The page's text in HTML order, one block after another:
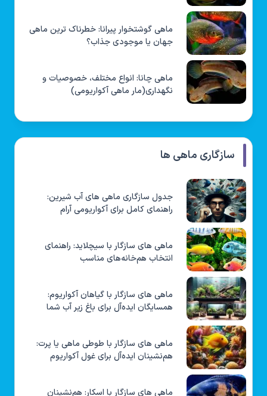
ماهی گوشتخوار پیرانا: خطرناک ترین ماهی
جهان یا موجودی جذاب؟
ماهی چانا: انواع مختلف، خصوصیات و
نگهداری(مار ماهی آکواریومی)
سازگاری ماهی ها
جدول سازگاری ماهی های آب شیرین:
راهنمای کامل برای آکواریومی آرام
ماهی های سازگار با سیچلاید: راهنمای
انتخاب هم‌خانه‌های مناسب
ماهی های سازگار با گیاهان آکواریوم:
همسایگان ایده‌آل برای باغ زیر آب شما
ماهی های سازگار با طوطی ماهی یا پرت:
هم‌نشینان ایده‌آل برای غول آکواریوم
ماهی های سازگار با اسکار: هم‌نشینان